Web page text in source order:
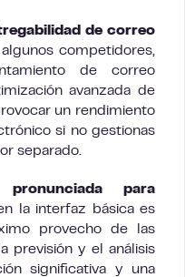
de correo
competidores,
de correo
avanzada de
un rendimiento
si no gestionas
separado.
para
la interfaz básica es
provecho de las
previsión y el análisis
significativa y una